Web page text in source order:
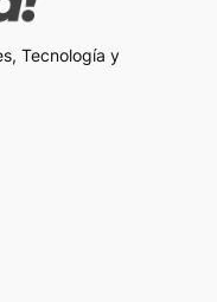
Tecnología y